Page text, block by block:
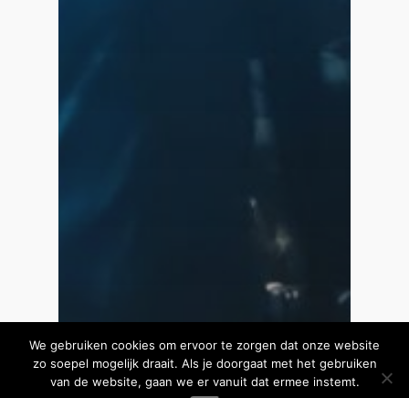
We gebruiken cookies om ervoor te zorgen dat onze website
zo soepel mogelijk draait. Als je doorgaat met het gebruiken
van de website, gaan we er vanuit dat ermee instemt.